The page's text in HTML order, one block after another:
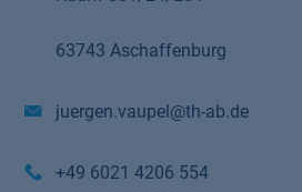
63743 Aschaffenburg
juergen.vaupel@th-ab.de
+49 6021 4206 554